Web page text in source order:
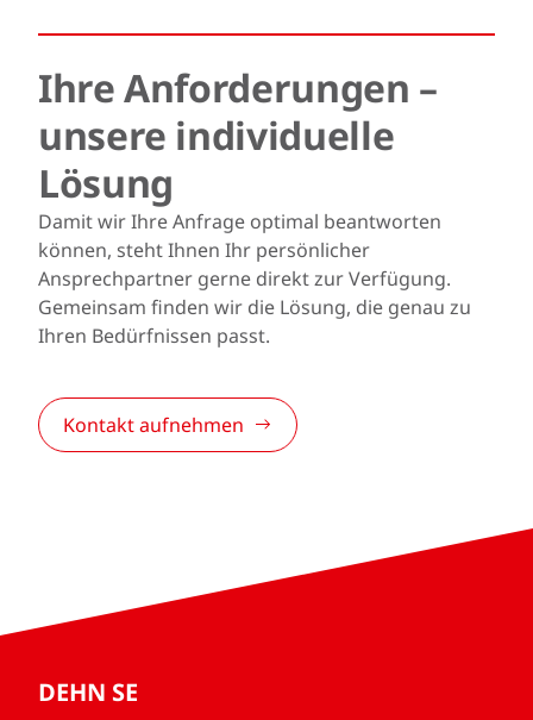
Ihre Anforderungen –
unsere individuelle
Lösung
Damit wir Ihre Anfrage optimal beantworten
können, steht Ihnen Ihr persönlicher
Ansprechpartner gerne direkt zur Verfügung.
Gemeinsam finden wir die Lösung, die genau zu
Ihren Bedürfnissen passt.
Kontakt aufnehmen
DEHN SE